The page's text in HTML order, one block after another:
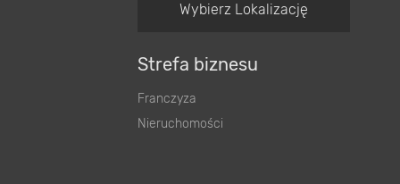
Wybierz Lokalizację
Strefa biznesu
Franczyza
Nieruchomości